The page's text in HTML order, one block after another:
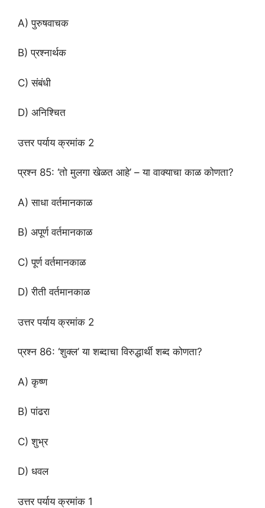
A) पुरुषवाचक
B) प्रश्नार्थक
C) संबंधी
D) अनिश्चित
उत्तर पर्याय क्रमांक 2
प्रश्न 85: ‘तो मुलगा खेळत आहे’ – या वाक्याचा काळ कोणता?
A) साधा वर्तमानकाळ
B) अपूर्ण वर्तमानकाळ
C) पूर्ण वर्तमानकाळ
D) रीती वर्तमानकाळ
उत्तर पर्याय क्रमांक 2
प्रश्न 86: ‘शुक्ल’ या शब्दाचा विरुद्धार्थी शब्द कोणता?
A) कृष्ण
B) पांढरा
C) शुभ्र
D) धवल
उत्तर पर्याय क्रमांक 1